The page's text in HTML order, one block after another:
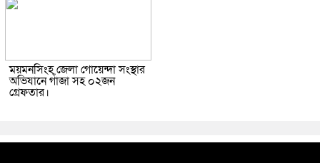
ময়মনসিংহ জেলা গোয়েন্দা সংস্থার
অভিযানে গাঁজা সহ ০২জন
গ্রেফতার।